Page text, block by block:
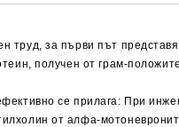
труд, за първи път
получен от грам-
се прилага: При
от алфа-